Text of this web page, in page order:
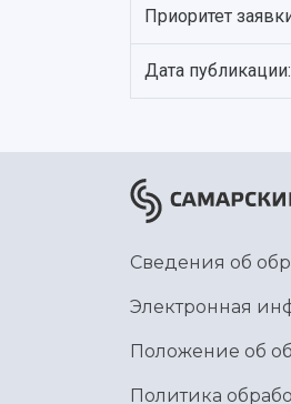
Приоритет
Дата
Сведения об
Электронная
Положение об
Политика